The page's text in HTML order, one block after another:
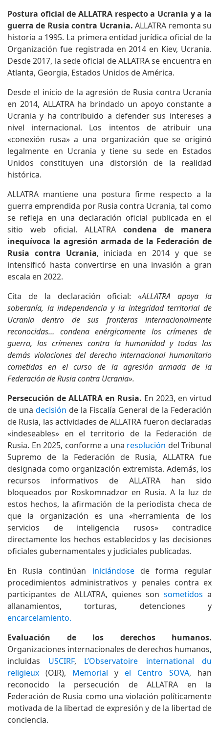
Postura oficial de ALLATRA respecto a Ucrania y a la
guerra de Rusia contra Ucrania.ALLATRA remonta su
historia a 1995. La primera entidad jurídica oficial de la
Organización fue registrada en 2014 en Kiev, Ucrania.
Desde 2017, la sede oficial de ALLATRA se encuentra en
Atlanta, Georgia, Estados Unidos de América.
Desde el inicio de la agresión de Rusia contra Ucrania
en 2014, ALLATRA ha brindado un apoyo constante a
Ucrania y ha contribuido a defender sus intereses a
nivel internacional. Los intentos de atribuir una
«conexión rusa» a una organización que se originó
legalmente en Ucrania y tiene su sede en Estados
Unidos constituyen una distorsión de la realidad
histórica.
ALLATRA mantiene una postura firme respecto a la
guerra emprendida por Rusia contra Ucrania, tal como
se refleja en una declaración oficial publicada en el
sitio web oficial. ALLATRA condena de manera
inequívoca la agresión armada de la Federación de
Rusia contra Ucrania, iniciada en 2014 y que se
intensificó hasta convertirse en una invasión a gran
escala en 2022.
Cita de la declaración oficial:«ALLATRA apoya la
soberanía, la independencia y la integridad territorial de
Ucrania dentro de sus fronteras internacionalmente
reconocidas… condena enérgicamente los crímenes de
guerra, los crímenes contra la humanidad y todas las
demás violaciones del derecho internacional humanitario
cometidas en el curso de la agresión armada de la
Federación de Rusia contra Ucrania».
Persecución de ALLATRA en Rusia. En 2023, en virtud
de una decisión de la Fiscalía General de la Federación
de Rusia, las actividades de ALLATRA fueron declaradas
«indeseables» en el territorio de la Federación de
Rusia. En 2025, conforme a una resolución del Tribunal
Supremo de la Federación de Rusia, ALLATRA fue
designada como organización extremista. Además, los
recursos informativos de ALLATRA han sido
bloqueados por Roskomnadzor en Rusia. A la luz de
estos hechos, la afirmación de la periodista checa de
que la organización es una «herramienta de los
servicios de inteligencia rusos» contradice
directamente los hechos establecidos y las decisiones
oficiales gubernamentales y judiciales publicadas.
En Rusia continúan iniciándosede forma regular
procedimientos administrativos y penales contra ex
participantes de ALLATRA, quienes son sometidos a
allanamientos, torturas, detenciones y
encarcelamiento.
Evaluación de los derechos humanos.
Organizaciones internacionales de derechos humanos,
incluidas USCIRF, L’Observatoire international du
religieux (OIR), Memorial y el Centro SOVA, han
reconocido la persecución de ALLATRA en la
Federación de Rusia como una violación políticamente
motivada de la libertad de expresión y de la libertad de
conciencia.